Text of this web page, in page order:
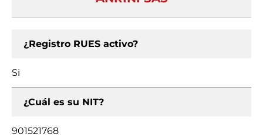
¿Registro RUES activo?
Si
¿Cuál es su NIT?
901521768